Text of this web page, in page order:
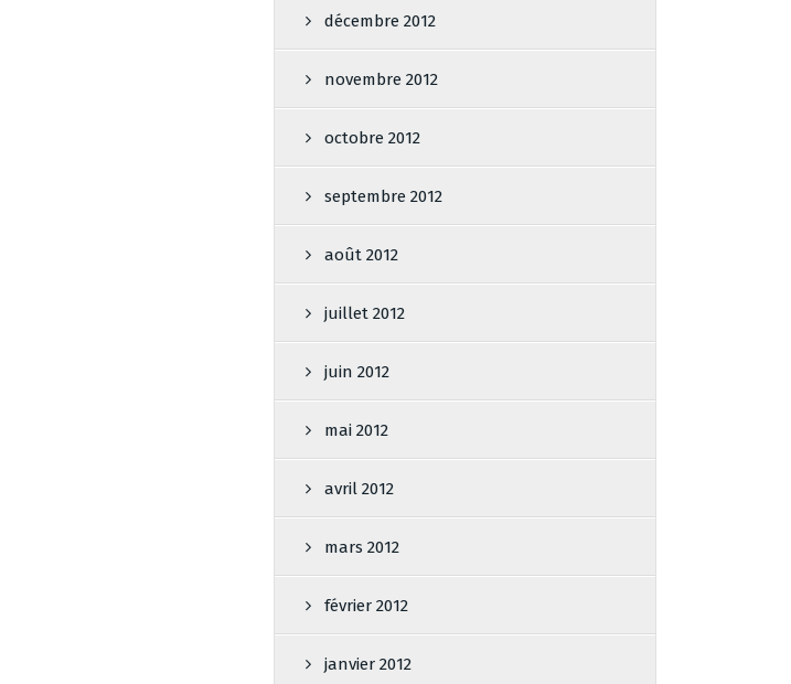
décembre 2012
novembre 2012
octobre 2012
septembre 2012
août 2012
juillet 2012
juin 2012
mai 2012
avril 2012
mars 2012
février 2012
janvier 2012